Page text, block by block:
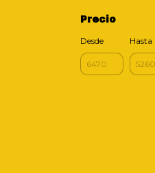
Precio
Desde Hasta